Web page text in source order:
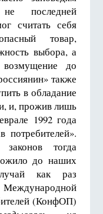
последней
считать себя
товар,
выбора, а
до
также
в обладание
и, прожив лишь
1992 года
тогда
до наших
как раз
(КонфОП)